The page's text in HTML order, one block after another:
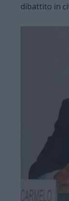
dibattito in